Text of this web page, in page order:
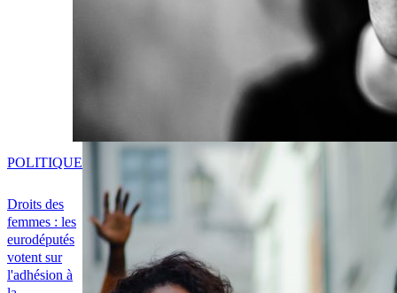
Droits des
femmes : les
eurodéputés
votent sur
l'adhésion à
POLITIQUE